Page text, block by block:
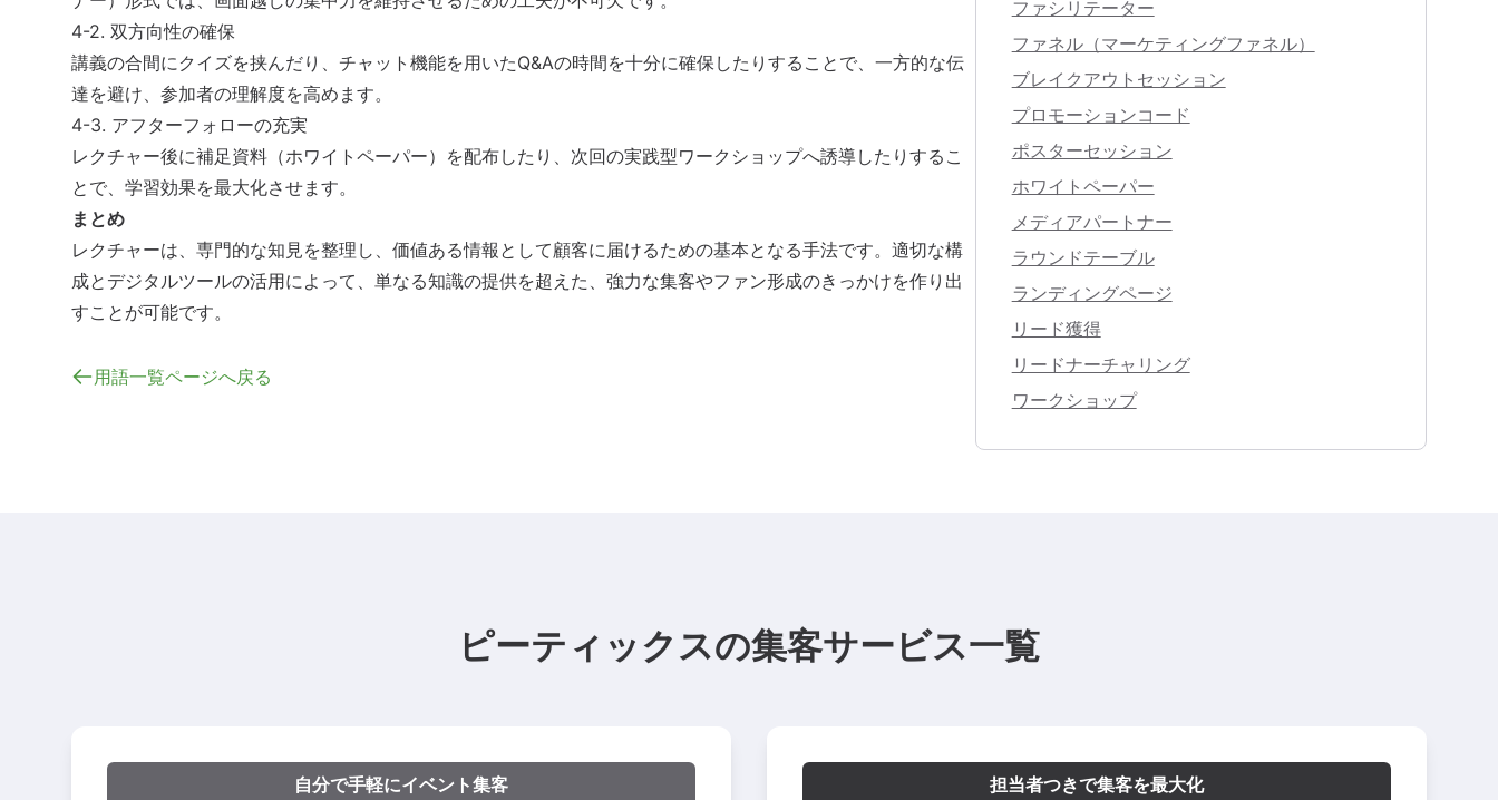
4-2. 双方向性の確保
講義の合間にクイズを挟んだり、チャット機能を用いたQ&Aの時間を十分に確保したりすることで、一方的な伝
達を避け、参加者の理解度を高めます。
4-3. アフターフォローの充実
レクチャー後に補足資料（ホワイトペーパー）を配布したり、次回の実践型ワークショップへ誘導したりするこ
とで、学習効果を最大化させます。
まとめ
レクチャーは、専門的な知見を整理し、価値ある情報として顧客に届けるための基本となる手法です。適切な構
成とデジタルツールの活用によって、単なる知識の提供を超えた、強力な集客やファン形成のきっかけを作り出
すことが可能です。
用語一覧ページへ戻る
ファシリテーター
ファネル（マーケティングファネル）
ブレイクアウトセッション
プロモーションコード
ポスターセッション
ホワイトペーパー
メディアパートナー
ラウンドテーブル
ランディングページ
リード獲得
リードナーチャリング
ワークショップ
ピーティックスの集客サービス一覧
自分で手軽にイベント集客 担当者つきで集客を最大化